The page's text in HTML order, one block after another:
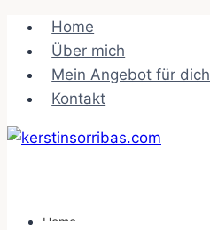
Zum
Inhalt
springen
Home
Über mich
Mein Angebot für dich
Kontakt
Home